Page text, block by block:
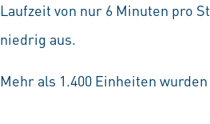
Laufzeit von nur 6 Minuten pro
niedrig aus.
Mehr als 1.400 Einheiten